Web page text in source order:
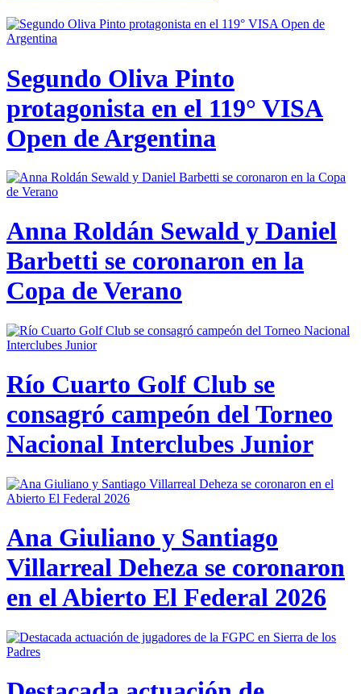
Segundo Oliva Pinto
protagonista en el 119° VISA
Open de Argentina
Anna Roldán Sewald y Daniel
Barbetti se coronaron en la
Copa de Verano
Río Cuarto Golf Club se
consagró campeón del Torneo
Nacional Interclubes Junior
Ana Giuliano y Santiago
Villarreal Deheza se coronaron
en el Abierto El Federal 2026